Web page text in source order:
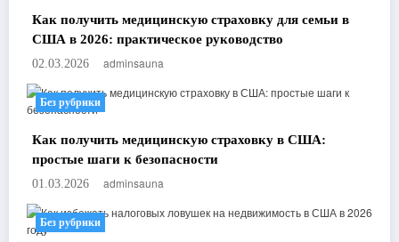
Как получить медицинскую страховку для семьи в
США в 2026: практическое руководство
02.03.2026 adminsauna
Без рубрики
Как получить медицинскую страховку в США:
простые шаги к безопасности
01.03.2026 adminsauna
Без рубрики